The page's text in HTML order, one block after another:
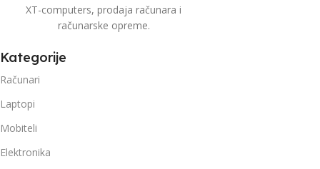
XT-computers, prodaja računara i
računarske opreme.
Kategorije
Računari
Laptopi
Mobiteli
Elektronika